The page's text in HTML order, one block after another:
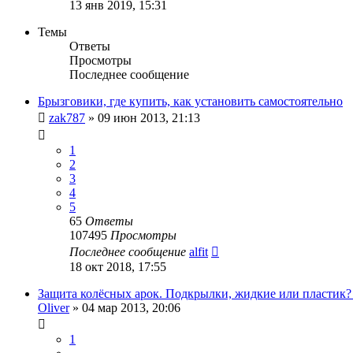
13 янв 2019, 15:31
Темы
Ответы
Просмотры
Последнее сообщение
Брызговики, где купить, как установить самостоятельно
zak787 » 09 июн 2013, 21:13
1
2
3
4
5
65 Ответы
107495 Просмотры
Последнее сообщение alfit
18 окт 2018, 17:55
Защита колёсных арок. Подкрылки, жидкие или
Oliver» 04 мар 2013, 20:06
1